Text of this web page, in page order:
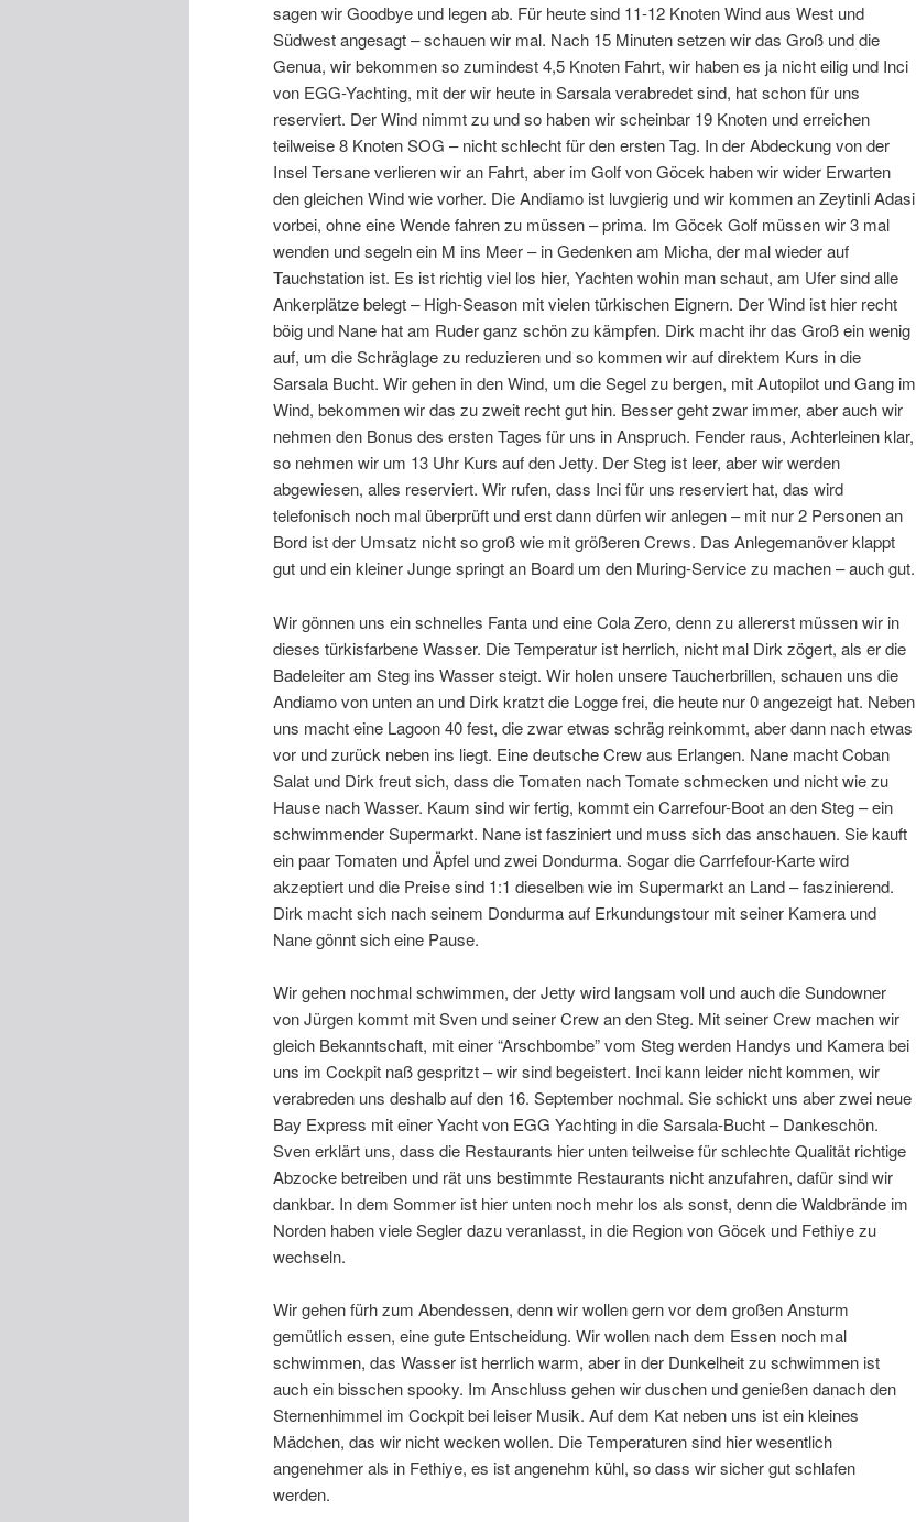
sagen wir Goodbye und legen ab. Für heute sind 11-12 Knoten Wind aus West und
Südwest angesagt – schauen wir mal. Nach 15 Minuten setzen wir das Groß und die
Genua, wir bekommen so zumindest 4,5 Knoten Fahrt, wir haben es ja nicht eilig und Inci
von EGG-Yachting, mit der wir heute in Sarsala verabredet sind, hat schon für uns
reserviert. Der Wind nimmt zu und so haben wir scheinbar 19 Knoten und erreichen
teilweise 8 Knoten SOG – nicht schlecht für den ersten Tag. In der Abdeckung von der
Insel Tersane verlieren wir an Fahrt, aber im Golf von Göcek haben wir wider Erwarten
den gleichen Wind wie vorher. Die Andiamo ist luvgierig und wir kommen an Zeytinli Adasi
vorbei, ohne eine Wende fahren zu müssen – prima. Im Göcek Golf müssen wir 3 mal
wenden und segeln ein M ins Meer – in Gedenken am Micha, der mal wieder auf
Tauchstation ist. Es ist richtig viel los hier, Yachten wohin man schaut, am Ufer sind alle
Ankerplätze belegt – High-Season mit vielen türkischen Eignern. Der Wind ist hier recht
böig und Nane hat am Ruder ganz schön zu kämpfen. Dirk macht ihr das Groß ein wenig
auf, um die Schräglage zu reduzieren und so kommen wir auf direktem Kurs in die
Sarsala Bucht. Wir gehen in den Wind, um die Segel zu bergen, mit Autopilot und Gang im
Wind, bekommen wir das zu zweit recht gut hin. Besser geht zwar immer, aber auch wir
nehmen den Bonus des ersten Tages für uns in Anspruch. Fender raus, Achterleinen klar,
so nehmen wir um 13 Uhr Kurs auf den Jetty. Der Steg ist leer, aber wir werden
abgewiesen, alles reserviert. Wir rufen, dass Inci für uns reserviert hat, das wird
telefonisch noch mal überprüft und erst dann dürfen wir anlegen – mit nur 2 Personen an
Bord ist der Umsatz nicht so groß wie mit größeren Crews. Das Anlegemanöver klappt
gut und ein kleiner Junge springt an Board um den Muring-Service zu machen – auch gut.
Wir gönnen uns ein schnelles Fanta und eine Cola Zero, denn zu allererst müssen wir in
dieses türkisfarbene Wasser. Die Temperatur ist herrlich, nicht mal Dirk zögert, als er die
Badeleiter am Steg ins Wasser steigt. Wir holen unsere Taucherbrillen, schauen uns die
Andiamo von unten an und Dirk kratzt die Logge frei, die heute nur 0 angezeigt hat. Neben
uns macht eine Lagoon 40 fest, die zwar etwas schräg reinkommt, aber dann nach etwas
vor und zurück neben ins liegt. Eine deutsche Crew aus Erlangen. Nane macht Coban
Salat und Dirk freut sich, dass die Tomaten nach Tomate schmecken und nicht wie zu
Hause nach Wasser. Kaum sind wir fertig, kommt ein Carrefour-Boot an den Steg – ein
schwimmender Supermarkt. Nane ist fasziniert und muss sich das anschauen. Sie kauft
ein paar Tomaten und Äpfel und zwei Dondurma. Sogar die Carrfefour-Karte wird
akzeptiert und die Preise sind 1:1 dieselben wie im Supermarkt an Land – faszinierend.
Dirk macht sich nach seinem Dondurma auf Erkundungstour mit seiner Kamera und
Nane gönnt sich eine Pause.
Wir gehen nochmal schwimmen, der Jetty wird langsam voll und auch die Sundowner
von Jürgen kommt mit Sven und seiner Crew an den Steg. Mit seiner Crew machen wir
gleich Bekanntschaft, mit einer “Arschbombe” vom Steg werden Handys und Kamera bei
uns im Cockpit naß gespritzt – wir sind begeistert. Inci kann leider nicht kommen, wir
verabreden uns deshalb auf den 16. September nochmal. Sie schickt uns aber zwei neue
Bay Express mit einer Yacht von EGG Yachting in die Sarsala-Bucht – Dankeschön.
Sven erklärt uns, dass die Restaurants hier unten teilweise für schlechte Qualität richtige
Abzocke betreiben und rät uns bestimmte Restaurants nicht anzufahren, dafür sind wir
dankbar. In dem Sommer ist hier unten noch mehr los als sonst, denn die Waldbrände im
Norden haben viele Segler dazu veranlasst, in die Region von Göcek und Fethiye zu
wechseln.
Wir gehen fürh zum Abendessen, denn wir wollen gern vor dem großen Ansturm
gemütlich essen, eine gute Entscheidung. Wir wollen nach dem Essen noch mal
schwimmen, das Wasser ist herrlich warm, aber in der Dunkelheit zu schwimmen ist
auch ein bisschen spooky. Im Anschluss gehen wir duschen und genießen danach den
Sternenhimmel im Cockpit bei leiser Musik. Auf dem Kat neben uns ist ein kleines
Mädchen, das wir nicht wecken wollen. Die Temperaturen sind hier wesentlich
angenehmer als in Fethiye, es ist angenehm kühl, so dass wir sicher gut schlafen
werden.